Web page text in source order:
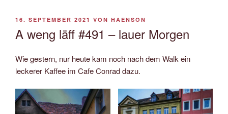
VERÖFFENTLICHT
16. SEPTEMBER 2021 VON HAENSON
A weng läff #491 – lauer Morgen
Wie gestern, nur heute kam noch nach dem Walk ein
leckerer Kaffee im Cafe Conrad dazu.